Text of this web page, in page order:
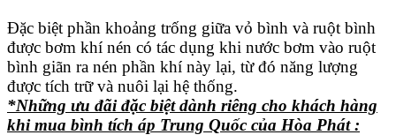
Đặc biệt phần khoảng trống giữa vỏ bình và ruột bình
được bơm khí nén có tác dụng khi nước bơm vào ruột
bình giãn ra nén phần khí này lại, từ đó năng lượng
được tích trữ và nuôi lại hệ thống.
*Những ưu đãi đặc biệt dành riêng cho khách hàng
khi mua bình tích áp Trung Quốc của Hòa Phát :